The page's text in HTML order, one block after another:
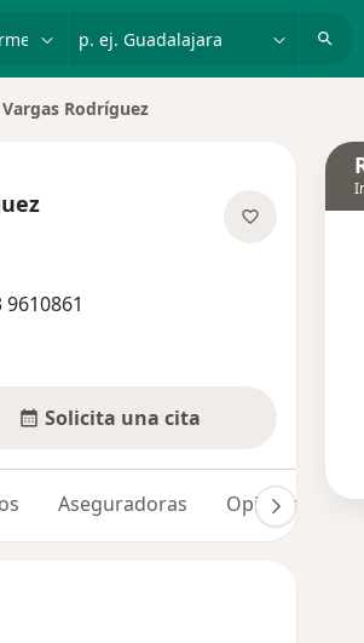
Rodríguez
Solicita una cita
Aseguradoras Opiniones (14)